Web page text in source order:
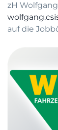
zH
auf die